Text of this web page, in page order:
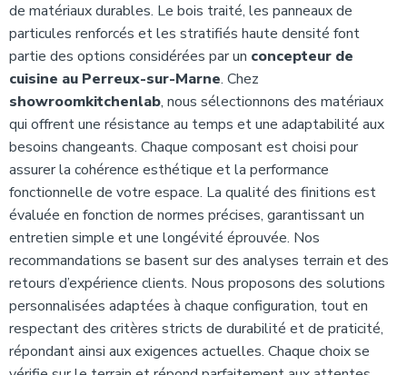
de matériaux durables. Le bois traité, les panneaux de
particules renforcés et les stratifiés haute densité font
partie des options considérées par un concepteur de
cuisine au Perreux-sur-Marne. Chez
showroomkitchenlab, nous sélectionnons des matériaux
qui offrent une résistance au temps et une adaptabilité aux
besoins changeants. Chaque composant est choisi pour
assurer la cohérence esthétique et la performance
fonctionnelle de votre espace. La qualité des finitions est
évaluée en fonction de normes précises, garantissant un
entretien simple et une longévité éprouvée. Nos
recommandations se basent sur des analyses terrain et des
retours d’expérience clients. Nous proposons des solutions
personnalisées adaptées à chaque configuration, tout en
respectant des critères stricts de durabilité et de praticité,
répondant ainsi aux exigences actuelles. Chaque choix se